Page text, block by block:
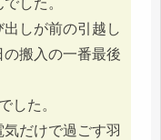
した。
しが前の引越し
搬入の一番最後
した。
だけで過ごす羽